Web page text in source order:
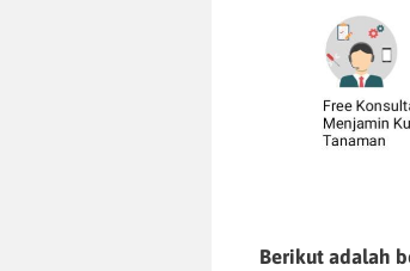
Berikut adalah